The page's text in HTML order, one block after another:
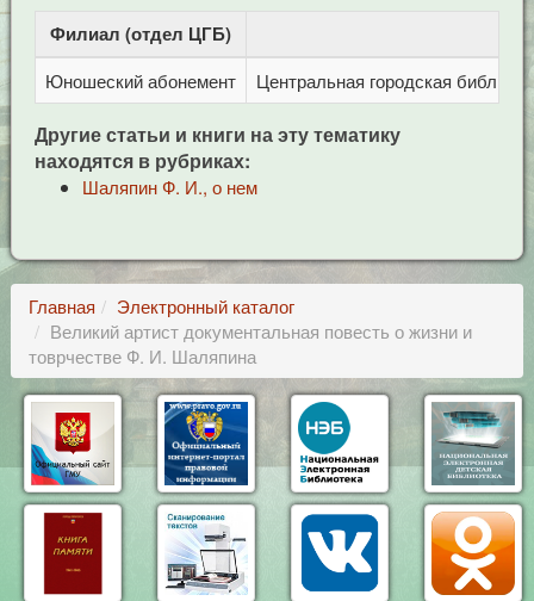
Филиал (отдел ЦГБ)
Юношеский абонемент Центральная городская
Другие статьи и книги на эту тематику
находятся в рубриках:
Шаляпин Ф. И., о нем
Главная
Электронный каталог
Великий артист документальная повесть о жизни и
товрчестве Ф. И. Шаляпина